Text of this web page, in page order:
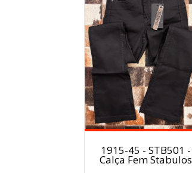
1915-45 - STB501 -
Calça Fem Stabulos